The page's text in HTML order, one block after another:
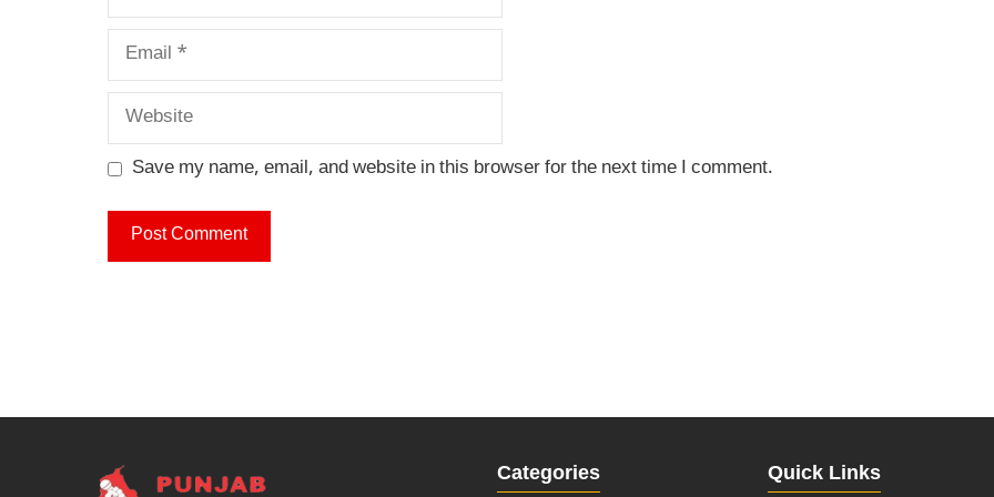
Email
Website
Save my name, email, and website in this browser for the next time I comment.
Categories Quick Links